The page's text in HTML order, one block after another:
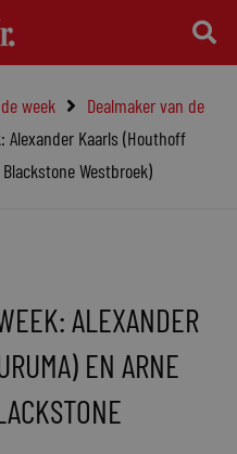
week
Dealmaker van de
Alexander Kaarls (Houthoff
Westbroek)
ALEXANDER
EN ARNE